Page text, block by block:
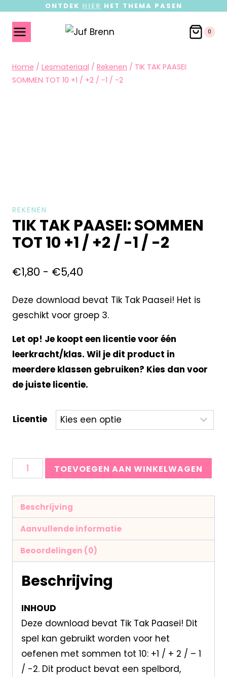
ONTDEK HIER HET THEMA PASEN
0
Home / Lesmateriaal / Rekenen / TIK TAK PAASEI:
SOMMEN TOT 10 +1 / +2 / -1 / -2
REKENEN
TIK TAK PAASEI: SOMMEN
TOT 10 +1 / +2 / -1 / -2
€1,80 - €5,40
Deze download bevat Tik Tak Paasei! Het is
geschikt voor groep 3.
Let op! Je koopt een licentie voor één
leerkracht/klas. Wil je dit product in
meerdere klassen gebruiken? Kies dan voor
de juiste licentie.
Licentie
TOEVOEGEN AAN WINKELWAGEN
Beschrijving
Aanvullende informatie
Beoordelingen (0)
Beschrijving
INHOUD
Deze download bevat Tik Tak Paasei! Dit
spel kan gebruikt worden voor het
oefenen met sommen tot 10: +1 / + 2 / – 1
/ -2. Dit product bevat een spelbord,